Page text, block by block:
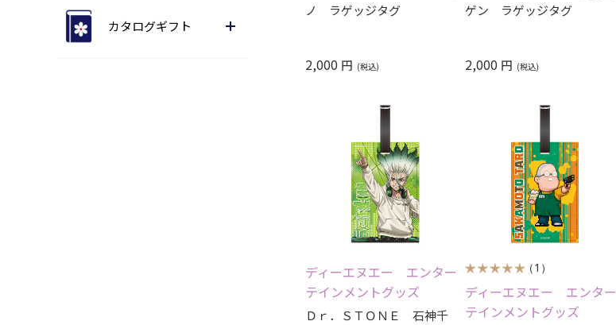
カタログギフト
ノ ラゲッジタグ
2,000 円
ゲン ラゲッジタグ
2,000 円
ディーエヌエー エンター
テインメントグッズ
Ｄｒ．ＳＴＯＮＥ 石神千
（1）
ディーエヌエー エンター
テインメントグッズ